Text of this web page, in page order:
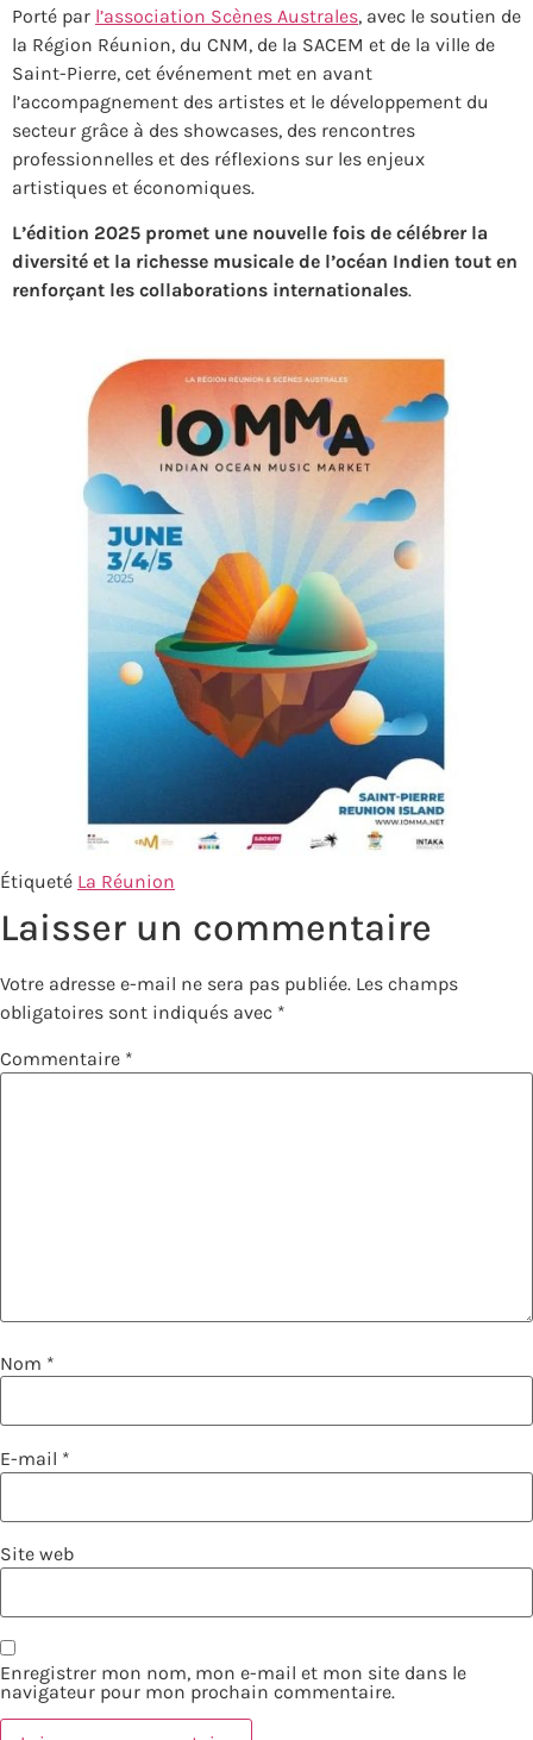
Porté par l’association Scènes Australes, avec le soutien de
la Région Réunion, du CNM, de la SACEM et de la ville de
Saint-Pierre, cet événement met en avant
l’accompagnement des artistes et le développement du
secteur grâce à des showcases, des rencontres
professionnelles et des réflexions sur les enjeux
artistiques et économiques.
L’édition 2025 promet une nouvelle fois de célébrer la
diversité et la richesse musicale de l’océan Indien tout en
renforçant les collaborations internationales.
Étiqueté La Réunion
Laisser un commentaire
Votre adresse e-mail ne sera pas publiée. Les champs
obligatoires sont indiqués avec *
Commentaire *
Nom *
E-mail *
Site web
Enregistrer mon nom, mon e-mail et mon site dans le
navigateur pour mon prochain commentaire.